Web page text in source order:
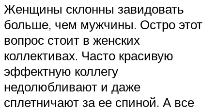
Женщины склонны завидовать
больше, чем мужчины. Остро этот
вопрос стоит в женских
коллективах. Часто красивую
эффектную коллегу
недолюбливают и даже
сплетничают за ее спиной. А все